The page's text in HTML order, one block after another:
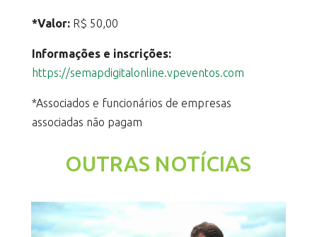
*Valor:R$ 50,00
Informações e inscrições:
https://semapdigitalonline.vpeventos.com
*Associados e funcionários de empresas
associadas não pagam
OUTRAS NOTÍCIAS